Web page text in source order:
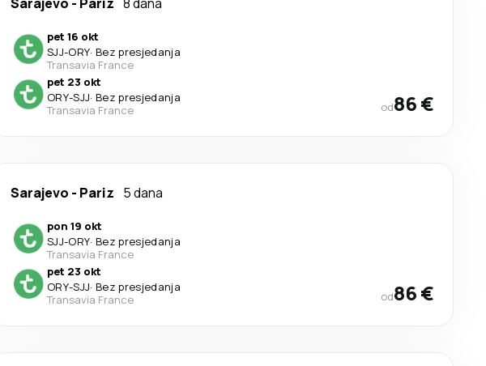
pet 16 okt
SJJ-ORY· Bez presjedanja
Transavia France
pet 23 okt
ORY-SJJ· Bez presjedanja
Transavia France
od86 €
Sarajevo - Pariz 5 dana
pon 19 okt
SJJ-ORY· Bez presjedanja
Transavia France
pet 23 okt
ORY-SJJ· Bez presjedanja
Transavia France
od86 €